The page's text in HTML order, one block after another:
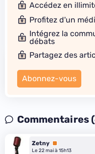
Accédez en
Profitez d'un
Intégrez la
débats
Partagez des
Abonnez-vous
Commentaires
Zetny Premium
Le 22 mai à 15h13